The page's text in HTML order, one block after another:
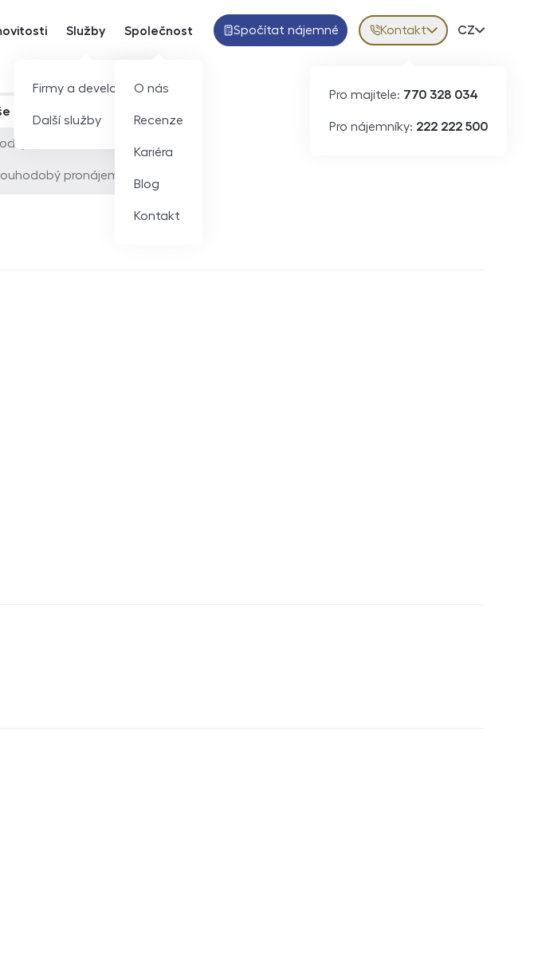
Služby
Firmy a developeři
Další služby
Společnost
O nás
Recenze
Kariéra
Blog
Kontakt
Spočítat nájemné Kontakt
Pro majitele: 770 328 034
Pro nájemníky: 222 222 500
Volba
CZ
nabídky
pronájem